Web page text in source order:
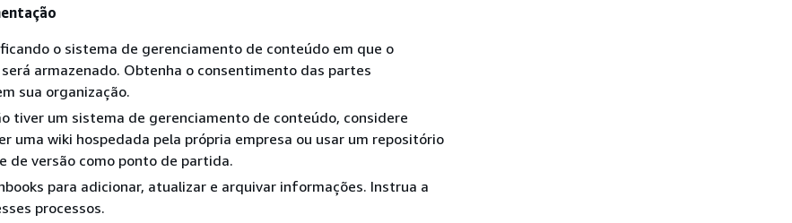
o sistema de gerenciamento de conteúdo em que o
armazenado. Obtenha o consentimento das partes
sua organização.
tiver um sistema de gerenciamento de conteúdo, considere
uma wiki hospedada pela própria empresa ou usar um repositório
de versão como ponto de partida.
para adicionar, atualizar e arquivar informações. Instrua a
processos.